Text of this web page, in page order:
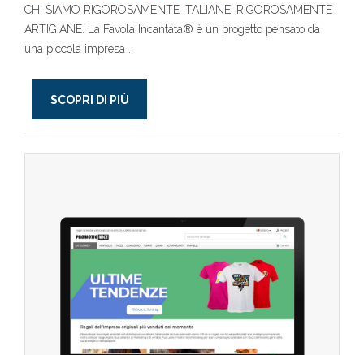
CHI SIAMO RIGOROSAMENTE ITALIANE. RIGOROSAMENTE
ARTIGIANE. La Favola Incantata® è un progetto pensato da
una piccola impresa ..
SCOPRI DI PIÙ